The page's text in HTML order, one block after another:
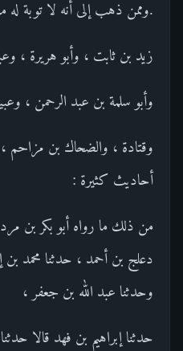
.وممن ذهب إلى أنه لا توبة
زيد بن ثابت ، وأبو هريرة ،
وأبو سلمة بن عبد الرحمن ،
وقتادة ، والضحاك بن مزاحم ،
أحاديث كثيرة :
من ذلك ما رواه أبو بكر بن
دعلج بن أحمد ، حدثنا محمد بن
وحدثنا عبد الله بن جعفر ،
حدثنا إبراهيم بن فهد قالا